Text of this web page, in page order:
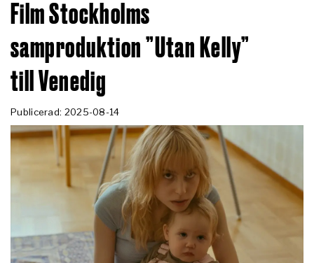
Film Stockholms
samproduktion ”Utan Kelly”
till Venedig
Publicerad: 2025-08-14